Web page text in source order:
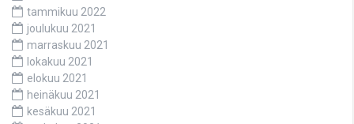
tammikuu 2022
joulukuu 2021
marraskuu 2021
lokakuu 2021
elokuu 2021
heinäkuu 2021
kesäkuu 2021